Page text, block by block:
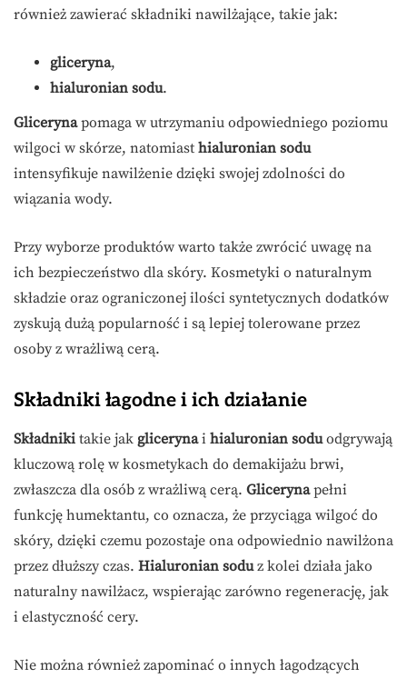
również zawierać składniki nawilżające, takie jak:
gliceryna,
hialuronian sodu.
Glicerynapomaga w utrzymaniu odpowiedniego poziomu
wilgoci w skórze, natomiast hialuronian sodu
intensyfikuje nawilżenie dzięki swojej zdolności do
wiązania wody.
Przy wyborze produktów warto także zwrócić uwagę na
ich bezpieczeństwo dla skóry. Kosmetyki o naturalnym
składzie oraz ograniczonej ilości syntetycznych dodatków
zyskują dużą popularność i są lepiej tolerowane przez
osoby z wrażliwą cerą.
Składniki łagodne i ich działanie
Składniki takie jak glicerynai hialuronian soduodgrywają
kluczową rolę w kosmetykach do demakijażu brwi,
zwłaszcza dla osób z wrażliwą cerą. Glicerynapełni
funkcję humektantu, co oznacza, że przyciąga wilgoć do
skóry, dzięki czemu pozostaje ona odpowiednio nawilżona
przez dłuższy czas. Hialuronian soduz kolei działa jako
naturalny nawilżacz, wspierając zarówno regenerację, jak
i elastyczność cery.
Nie można również zapominać o innych łagodzących